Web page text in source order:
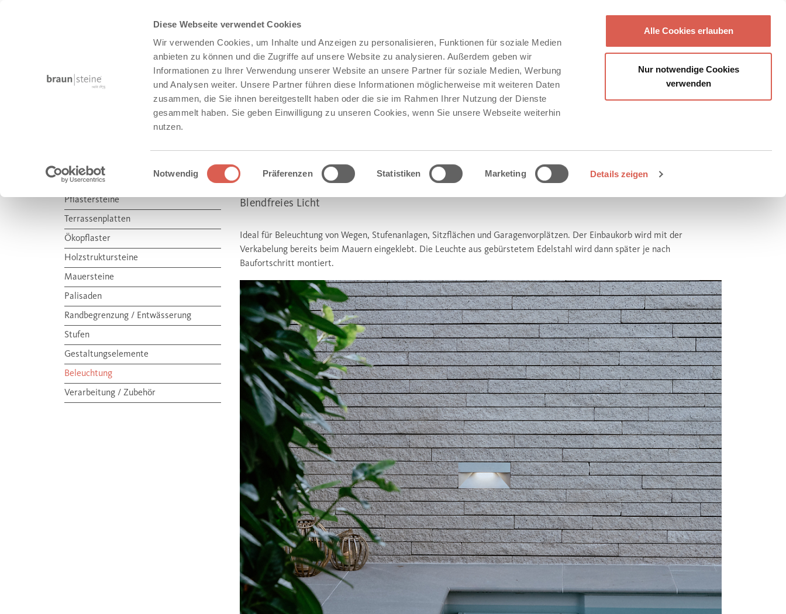
Diese Webseite verwendet Cookies
Wir verwenden Cookies, um Inhalte und Anzeigen zu personalisieren, Funktionen für soziale Medien
anbieten zu können und die Zugriffe auf unsere Website zu analysieren. Außerdem geben wir
Informationen zu Ihrer Verwendung unserer Website an unsere Partner für soziale Medien, Werbung
und Analysen weiter. Unsere Partner führen diese Informationen möglicherweise mit weiteren Daten
zusammen, die Sie ihnen bereitgestellt haben oder die sie im Rahmen Ihrer Nutzung der Dienste
gesammelt haben. Sie geben Einwilligung zu unseren Cookies, wenn Sie unsere Webseite weiterhin
nutzen.
Einwilligungsauswahl
Notwendig Präferenzen Statistiken Marketing Details zeigen
Alle Cookies erlauben
Nur notwendige Cookies
verwenden
HAUS + GARTEN
HAUS + GARTEN
Pflastersteine
Terrassenplatten
Ökopflaster
Holzstruktursteine
Mauersteine
Palisaden
Randbegrenzung / Entwässerung
Stufen
Gestaltungselemente
Beleuchtung
Verarbeitung / Zubehör
FOCUS®LEUCHTEN-MAUERMODUL
Blendfreies Licht
Ideal für Beleuchtung von Wegen, Stufenanlagen, Sitzflächen und Garagenvorplätzen. Der Einbaukorb wird mit der
Verkabelung bereits beim Mauern eingeklebt. Die Leuchte aus gebürstetem Edelstahl wird dann später je nach
Baufortschritt montiert.